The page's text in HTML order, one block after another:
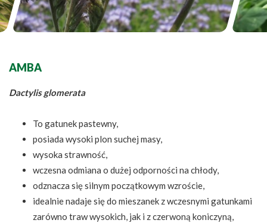
AMBA
Dactylis glomerata
To gatunek pastewny,
posiada wysoki plon suchej masy,
wysoka strawność,
wczesna odmiana o dużej odporności na chłody,
odznacza się silnym początkowym wzroście,
idealnie nadaje się do mieszanek z wczesnymi gatunkami
zarówno traw wysokich, jak i z czerwoną koniczyną,